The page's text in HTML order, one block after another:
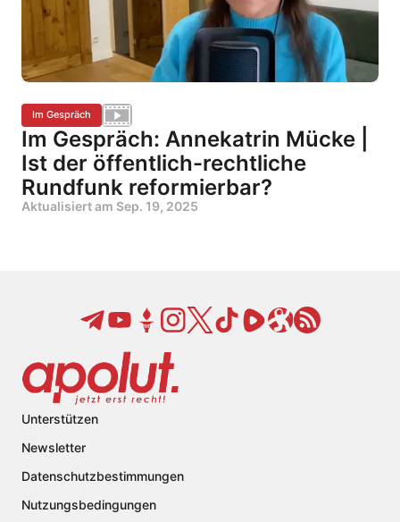
Im Gespräch
Im Gespräch: Annekatrin Mücke |
Ist der öffentlich-rechtliche
Rundfunk reformierbar?
Aktualisiert am Sep. 19, 2025
Unterstützen
Newsletter
Datenschutzbestimmungen
Nutzungsbedingungen